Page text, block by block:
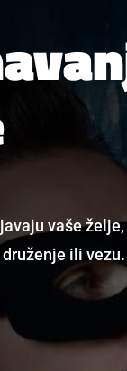
vaše
ili vezu.